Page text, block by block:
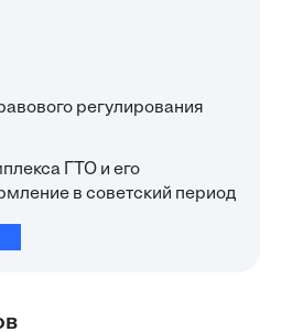
регулирования
ГТО и его
в советский период